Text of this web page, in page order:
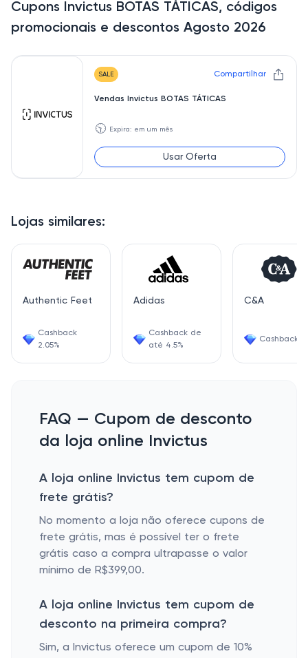
Lojas similares:
Authentic Feet
Cashback
2.05%
Adidas
Cashback de
até 4.5%
C&A
Cashback
Cupons Invictus BOTAS TÁTICAS, códigos
promocionais e descontos Agosto 2026
SALE Compartilhar
Vendas Invictus BOTAS TÁTICAS
🕥 Expira: em um mês
Usar Oferta
FAQ — Cupom de desconto
da loja online Invictus
A loja online Invictus tem cupom de
frete grátis?
No momento a loja não oferece cupons de
frete grátis, mas é possível ter o frete
grátis caso a compra ultrapasse o valor
mínimo de R$399,00.
A loja online Invictus tem cupom de
desconto na primeira compra?
Sim, a Invictus oferece um cupom de 10%